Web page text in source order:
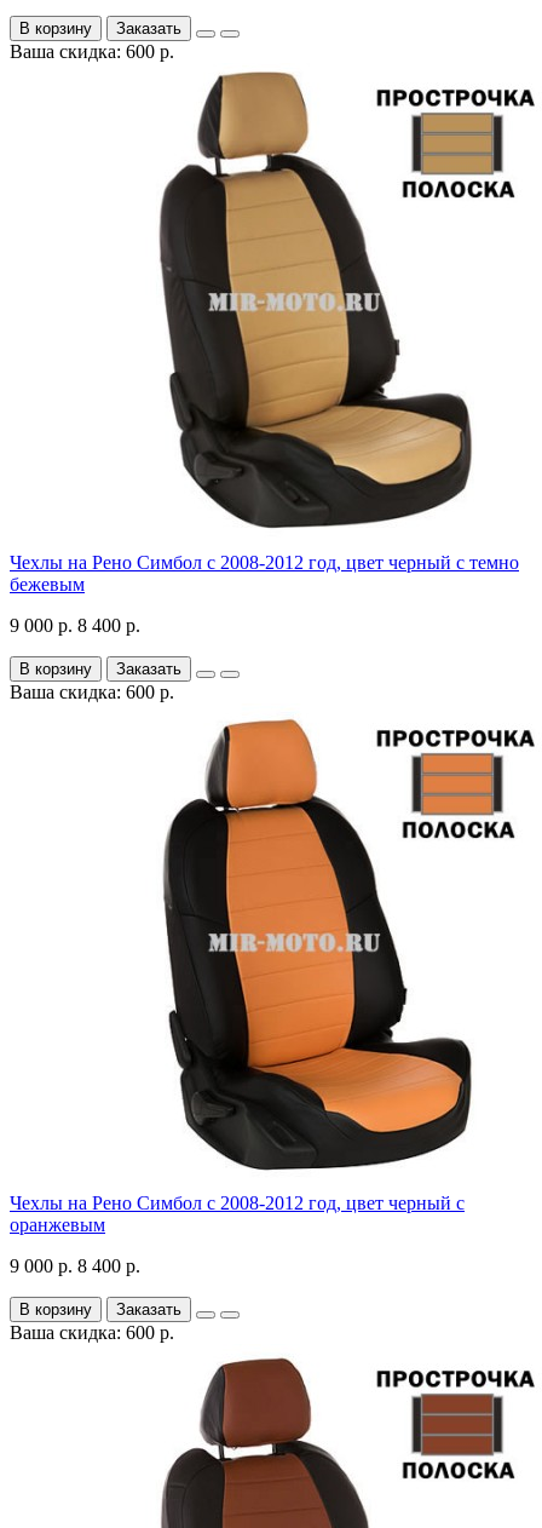
В корзину Заказать
Ваша скидка: 600 р.
Чехлы на Рено Симбол с 2008-2012 год, цвет черный с темно
бежевым
9 000 р. 8 400 р.
В корзину Заказать
Ваша скидка: 600 р.
Чехлы на Рено Симбол с 2008-2012 год, цвет черный с
оранжевым
9 000 р. 8 400 р.
В корзину Заказать
Ваша скидка: 600 р.